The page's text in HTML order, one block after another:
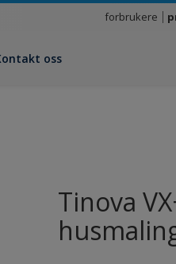
forbrukere
oss
Tinova